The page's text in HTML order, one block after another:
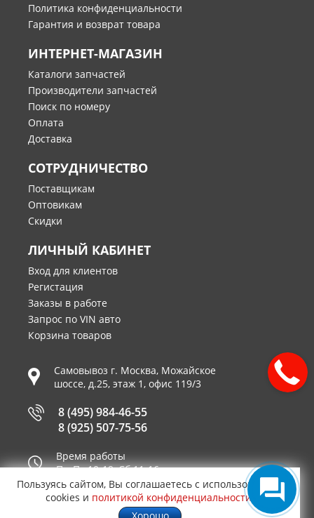
Политика конфиденциальности
Гарантия и возврат товара
ИНТЕРНЕТ-МАГАЗИН
Каталоги запчастей
Производители запчастей
Поиск по номеру
Оплата
Доставка
СОТРУДНИЧЕСТВО
Поставщикам
Оптовикам
Скидки
ЛИЧНЫЙ КАБИНЕТ
Вход для клиентов
Регистация
Заказы в работе
Запрос по VIN авто
Корзина товаров
Самовывоз г. Москва, Можайское
шоссе, д.25, этаж 1, офис 119/3
8 (495) 984-46-55
8 (925) 507-75-56
Время работы
Пн-Пт 10-19, Сб 11-16
Принимаем к оплате
Пользуясь сайтом, Вы соглашаетесь с использованием
cookies и политикой конфиденциальности